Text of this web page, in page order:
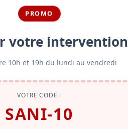
PROMO
votre intervention
10h et 19h du lundi au vendredi
VOTRE CODE :
SANI-10